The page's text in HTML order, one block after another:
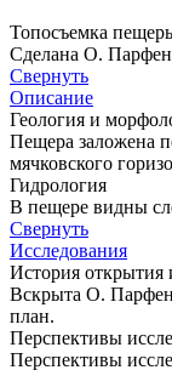
Топосъемка
Сделана О.
Свернуть
Описание
Геология и
Пещера заложена
мячковского
Гидрология
В пещере видны
Свернуть
Исследования
История открытия
Вскрыта О.
план.
Перспективы
Перспективы